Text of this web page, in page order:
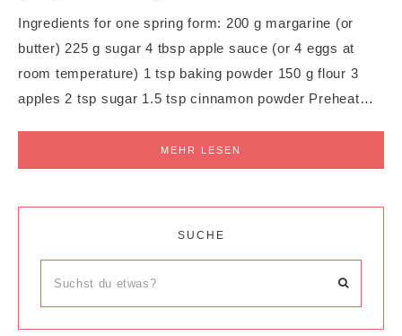
Ingredients for one spring form: 200 g margarine (or
butter) 225 g sugar 4 tbsp apple sauce (or 4 eggs at
room temperature) 1 tsp baking powder 150 g flour 3
apples 2 tsp sugar 1.5 tsp cinnamon powder Preheat…
MEHR LESEN
SUCHE